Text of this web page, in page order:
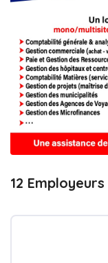
12 Employeurs